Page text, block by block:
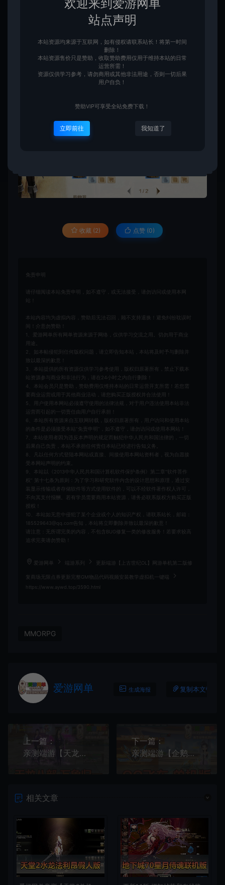
收藏 (2) 点赞 (0)
免责申明
请仔细阅读本站免责申明，如不遵守，或无法接受，请勿访问或使用本网
站！
本站内容均为虚拟内容，赞助后无法召回，顾不支持退换！避免纠纷耽误时
间！介意勿赞助！
1、爱游网单所有网单资源来源于网络，仅供学习交流之用。切勿用于商业
用途。
2、如本帖侵犯到任何版权问题，请立即告知本站，本站将及时予与删除并
致以最深的歉意！
3、本站提供的所有资源仅供学习参考使用，版权归原著所有，禁止下载本
站资源参与商业和非法行为，请在24小时之内自行删除！
4、本站会员只是赞助，赞助费用仅维持本站的日常运营开支所需！若您需
要商业运营或用于其他商业活动，请您购买正版授权并合法使用！
5、用户使用本网站必须遵守使用的法律法规，对于用户违法使用本站非法
运营而引起的一切责任由用户自行承担！
6、本站所有资源来自互联网转载，版权归原著所有，用户访问和使用本站
的条件是必须接受本站“免责申明”，如不遵守，请勿访问或使用本网站！
7、本站使用者因为违反本声明的规定而触犯中华人民共和国法律的，一切
后果自己负责，本站不承担任何责任本站已经进行告知义务。
8、凡以任何方式登陆本网站或直接、间接使用本网站资料者，视为自愿接
受本网站声明的约束。
9、本站以《2013中华人民共和国计算机软件保护条例》第二章"软件菩作
权” 第十七条为原则：为了学习和研究软件内含的设计思想和原理，通过安
装显示传输或者存储软件等方式使用软件的，可以不经软件著作权人许可，
不向其支付报酬。若有学员需要商用本站资源，请务必联系版权方购买正版
授权！
10、本站如无意中侵犯了某个企业或个人的知识产权，请联系站长，邮箱：
185529643@qq.com告知，本站将立即删除并致以最深的歉意！
请注意：无所谓完美的内容，不包含BUG修复一类的修改服务！若要求较高
追求完美请勿赞助！
爱游网单 端游系列 更新端游【上古世纪OL】网游单机第二版修
复商场无限点券更新完整GM物品代码视频安装教学虚拟机一键端
https://www.aywd.top/3590.html
MMORPG
爱游网单 生成海报 复制本文链接
上一篇：
亲测端游【天龙八部】万象归一新版网游单机GM后台视频安装教学虚拟机一键端
下一篇：
亲测端游【企鹅飞车】单机版AI陪跑排位边境等多内容修复所有车服饰道具等解压一键启动
相关文章
欢迎来到爱游网单
站点声明
本站资源均来源于互联网，如有侵权请联系站长！将第一时间
删除！
本站资源售价只是赞助，收取赞助费用仅用于维持本站的日常
运营所需！
资源仅供学习参考，请勿商用或其他非法用途，否则一切后果
用户自负！
赞助VIP可享受全站免费下载！
立即前往 我知道了